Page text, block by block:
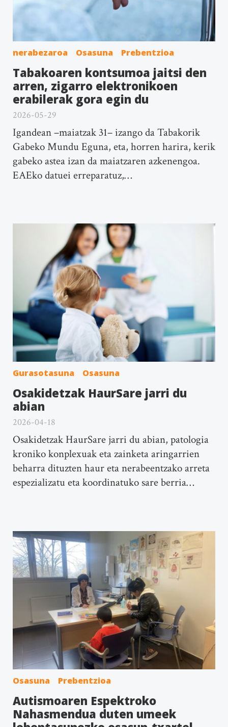
nerabezaroa Osasuna Prebentzioa
Tabakoaren kontsumoa jaitsi den
arren, zigarro elektronikoen
erabilerak gora egin du
2026-05-29
Igandean –maiatzak 31– izango da Tabakorik
Gabeko Mundu Eguna, eta, horren harira, kerik
gabeko astea izan da maiatzaren azkenengoa.
EAEko datuei erreparatuz,…
Gurasotasuna Osasuna
Osakidetzak HaurSare jarri du
abian
2026-04-18
Osakidetzak HaurSare jarri du abian, patologia
kroniko konplexuak eta zainketa aringarrien
beharra dituzten haur eta nerabeentzako arreta
espezializatu eta koordinatuko sare berria…
Osasuna Prebentzioa
Autismoaren Espektroko
Nahasmendua duten umeek